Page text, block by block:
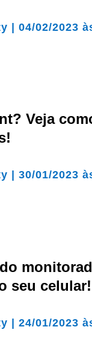
|04/02/2023
Veja
|30/01/2023
seu celular!
|24/01/2023